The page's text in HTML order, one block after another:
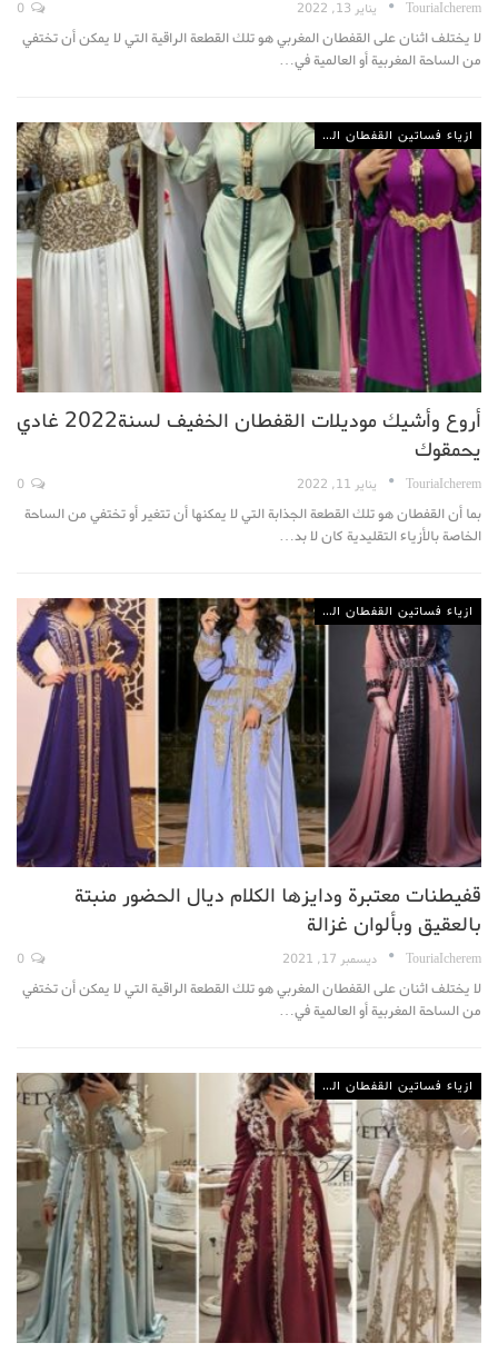
TouriaIcherem يناير 13, 2022
لا يختلف اثنان على القفطان المغربي هو تلك القطعة الراقية التي لا يمكن أن تختفي
من الساحة المغربية أو العالمية في…
ازياء فساتين القفطان المغربي
أروع وأشيك موديلات القفطان الخفيف لسنة2022 غادي
يحمقوك
TouriaIcherem يناير 11, 2022
بما أن القفطان هو تلك القطعة الجذابة التي لا يمكنها أن تتغير أو تختفي من الساحة
الخاصة بالأزياء التقليدية كان لا بد…
ازياء فساتين القفطان المغربي
قفيطنات معتبرة ودايزها الكلام ديال الحضور منبتة
بالعقيق وبألوان غزالة
TouriaIcherem ديسمبر 17, 2021
لا يختلف اثنان على القفطان المغربي هو تلك القطعة الراقية التي لا يمكن أن تختفي
من الساحة المغربية أو العالمية في…
ازياء فساتين القفطان المغربي